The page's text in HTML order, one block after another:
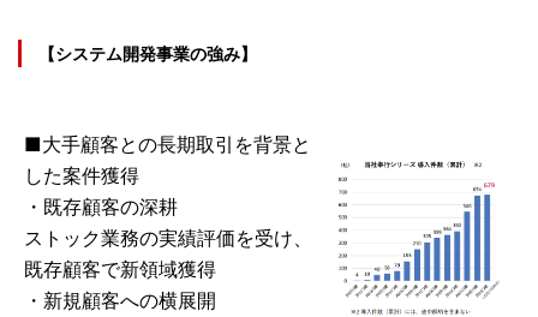
【システム開発事業の強み】
■大手顧客との長期取引を背景と
した案件獲得
・既存顧客の深耕
ストック業務の実績評価を受け、
既存顧客で新領域獲得
・新規顧客への横展開